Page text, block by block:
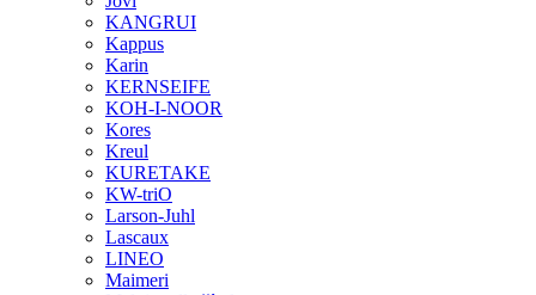
KANGRUI
Kappus
Karin
KERNSEIFE
KOH-I-NOOR
Kores
Kreul
KURETAKE
KW-triO
Larson-Juhl
Lascaux
LINEO
Maimeri